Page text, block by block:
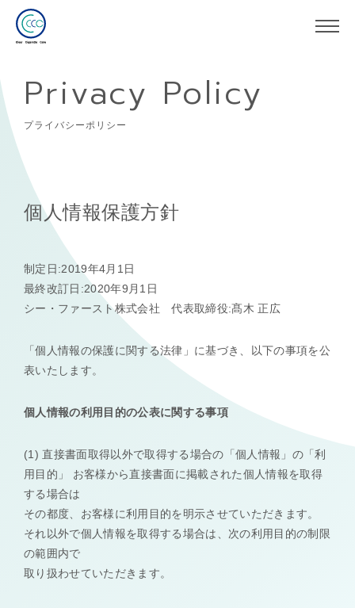
Privacy Policy
プライバシーポリシー
個人情報保護方針
制定日:2019年4月1日
最終改訂日:2020年9月1日
シー・ファースト株式会社 代表取締役:髙木 正広
「個人情報の保護に関する法律」に基づき、以下の事項を公
表いたします。
個人情報の利用目的の公表に関する事項
(1) 直接書面取得以外で取得する場合の「個人情報」の「利
用目的」 お客様から直接書面に掲載された個人情報を取得
する場合は
その都度、お客様に利用目的を明示させていただきます。
それ以外で個人情報を取得する場合は、次の利用目的の制限
の範囲内で
取り扱わせていただきます。